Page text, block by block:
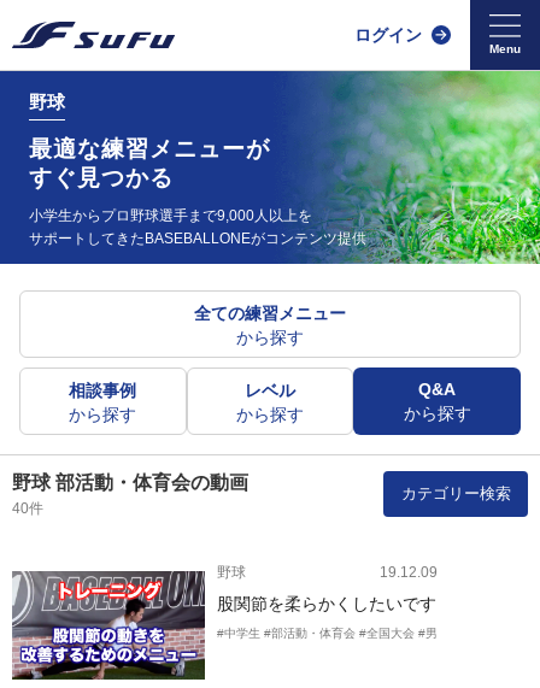
ログイン
野球
最適な練習メニューが
すぐ見つかる
小学生からプロ野球選手まで9,000人以上を
サポートしてきた BASEBALLONEがコンテンツ提供
全ての練習メニュー
から探す
相談事例
から探す
レベル
から探す
Q&A
から探す
野球 部活動・体育会の動画
40件
カテゴリー検索
野球 19.12.09
股関節を柔らかくしたいです
#中学生 #部活動・体育会 #全国大会 #男